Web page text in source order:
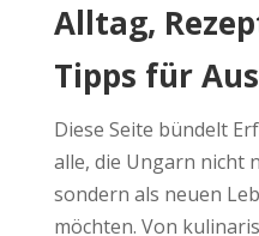
Alltag,
Tipps für
Diese Seite bündelt
alle, die Ungarn nicht
sondern als neuen
möchten. Von